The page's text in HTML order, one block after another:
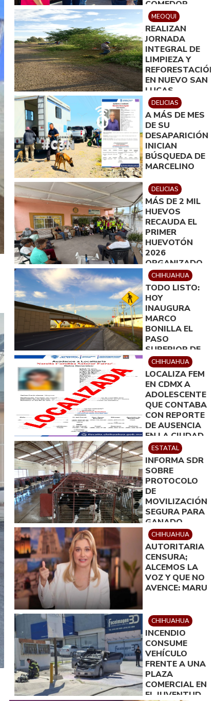
COMEDOR
COMUNITARIO
PARA MEOQUI
MEOQUI
REALIZAN
JORNADA
INTEGRAL DE
LIMPIEZA Y
REFORESTACIÓN
EN NUEVO SAN
LUCAS
DELICIAS
A MÁS DE MES
DE SU
DESAPARICIÓN
INICIAN
BÚSQUEDA DE
MARCELINO
DELICIAS
MÁS DE 2 MIL
HUEVOS
RECAUDA EL
PRIMER
HUEVOTÓN
2026
ORGANIZADO
POR
ROTARACT
DELICIAS
CHIHUAHUA
TODO LISTO:
HOY
INAUGURA
MARCO
BONILLA EL
PASO
SUPERIOR DE
ALDAMA Y
FUERZA AÉREA
CHIHUAHUA
LOCALIZA FEM
EN CDMX A
ADOLESCENTE
QUE CONTABA
CON REPORTE
DE AUSENCIA
EN LA CIUDAD
DE
CHIHUAHUA
ESTATAL
INFORMA SDR
SOBRE
PROTOCOLO
DE
MOVILIZACIÓN
SEGURA PARA
GANADO
ENTRE ZONAS
AFECTADAS Y
LIMPIAS
CHIHUAHUA
AUTORITARIA
CENSURA;
ALCEMOS LA
VOZ Y QUE NO
AVENCE: MARU
CHIHUAHUA
INCENDIO
CONSUME
VEHÍCULO
FRENTE A UNA
PLAZA
COMERCIAL EN
EL JUVENTUD